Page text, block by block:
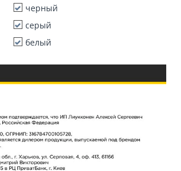
черный
серый
белый